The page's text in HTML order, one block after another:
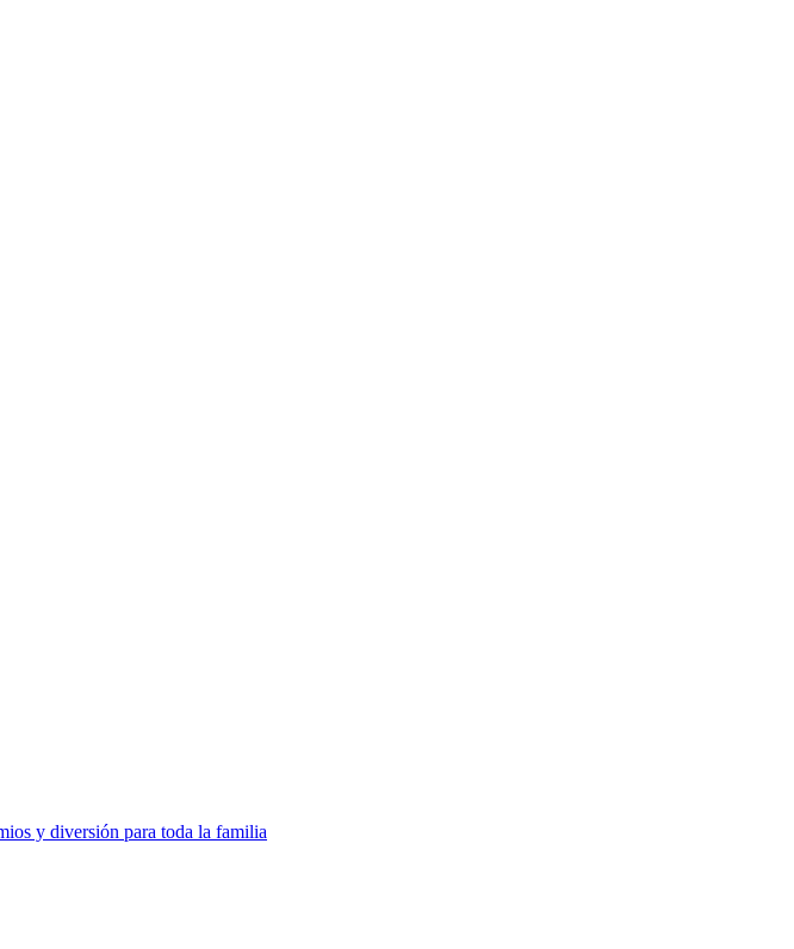
y diversión para toda la familia